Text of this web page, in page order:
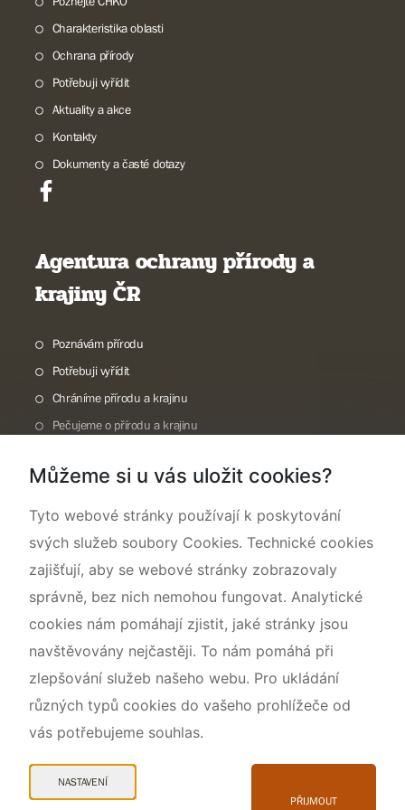
Charakteristika oblasti
Ochrana přírody
Potřebuji vyřídit
Aktuality a akce
Kontakty
Dokumenty a časté dotazy
Agentura ochrany přírody a
krajiny ČR
Poznávám přírodu
Potřebuji vyřídit
Chráníme přírodu a krajinu
Pečujeme o přírodu a krajinu
O nás
Můžeme si u vás uložit cookies?
Tyto webové stránky používají k poskytování
svých služeb soubory Cookies. Technické cookies
zajišťují, aby se webové stránky zobrazovaly
správně, bez nich nemohou fungovat. Analytické
cookies nám pomáhají zjistit, jaké stránky jsou
navštěvovány nejčastěji. To nám pomáhá při
zlepšování služeb našeho webu. Pro ukládání
různých typů cookies do vašeho prohlížeče od
vás potřebujeme souhlas.
NASTAVENÍ
PŘIJMOUT